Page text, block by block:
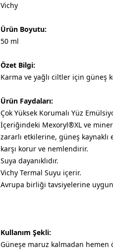
Vichy
Ürün Boyutu:
50 ml
Özet Bilgi:
Karma ve yağlı ciltler için güneş
Ürün Faydaları:
Çok Yüksek Korumalı Yüz
İçeriğindeki Mexoryl®XL ve
zararlı etkilerine, güneş
karşı korur ve nemlendirir.
Suya dayanıklıdır.
Vichy Termal Suyu içerir.
Avrupa birliği tavsiyelerine
Kullanım Şekli:
Güneşe maruz kalmadan hemen